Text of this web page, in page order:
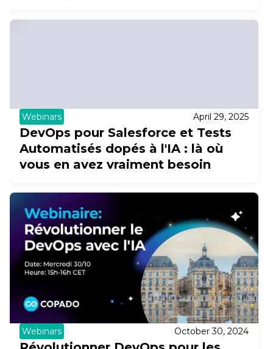
Webinars April 29, 2025
DevOps pour Salesforce et Tests
Automatisés dopés à l'IA : là où
vous en avez vraiment besoin
Webinars October 30, 2024